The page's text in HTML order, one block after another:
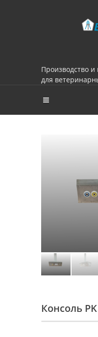
Производство
для
Консоль